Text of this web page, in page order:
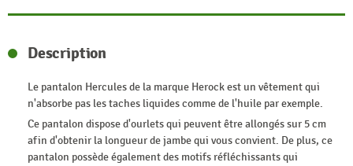
Description
Le pantalon Hercules de la marque Herock est un vêtement qui
n'absorbe pas les taches liquides comme de l'huile par exemple.
Ce pantalon dispose d'ourlets qui peuvent être allongés sur 5 cm
afin d'obtenir la longueur de jambe qui vous convient. De plus, ce
pantalon possède également des motifs réfléchissants qui